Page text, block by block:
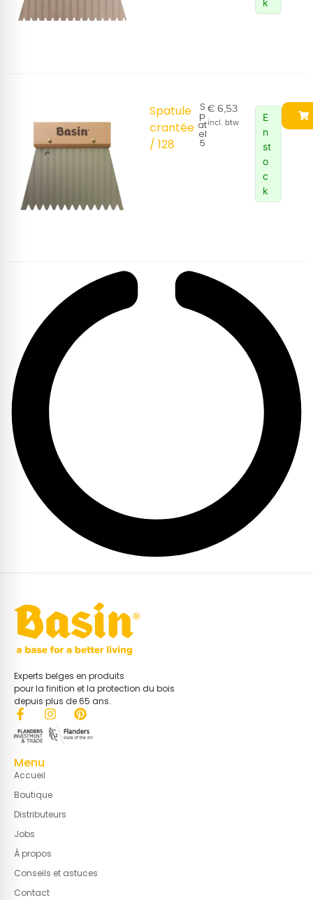
Spatule
crantée
/ 128
S
p
at
el
5
€ 6,53
incl. btw
E
n
st
o
c
k
Experts belges en produits
pour la finition et la protection du bois
depuis plus de 65 ans.
Menu
Accueil
Boutique
Distributeurs
Jobs
À propos
Conseils et astuces
Contact